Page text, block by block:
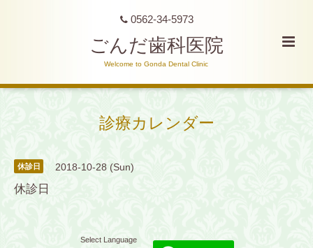
0562-34-5973
ごんだ歯科医院
Welcome to Gonda Dental Clinic
診療カレンダー
休診日 2018-10-28 (Sun)
休診日
Select Language